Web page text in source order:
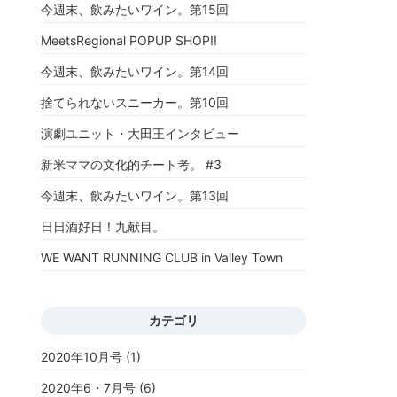
今週末、飲みたいワイン。第15回
MeetsRegional POPUP SHOP!!
今週末、飲みたいワイン。第14回
捨てられないスニーカー。第10回
演劇ユニット・大田王インタビュー
新米ママの文化的チート考。 #3
今週末、飲みたいワイン。第13回
日日酒好日！九献目。
WE WANT RUNNING CLUB in Valley Town
カテゴリ
2020年10月号 (1)
2020年6・7月号 (6)